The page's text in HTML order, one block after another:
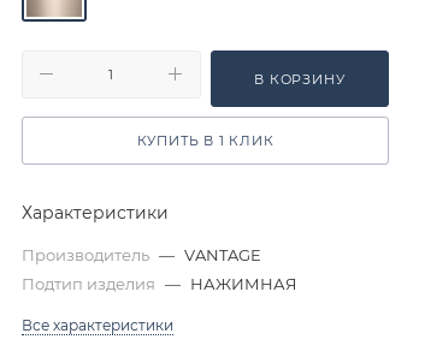
В КОРЗИНУ
КУПИТЬ В 1 КЛИК
Характеристики
Производитель — VANTAGE
Подтип изделия — НАЖИМНАЯ
Все характеристики